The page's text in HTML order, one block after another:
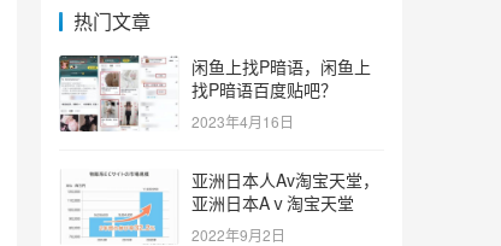
热门文章
闲鱼上找P暗语，闲鱼上
找P暗语百度贴吧？
2023年4月16日
亚洲日本人Av淘宝天堂，
亚洲日本Aⅴ淘宝天堂
2022年9月2日